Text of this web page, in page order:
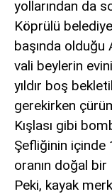
yollarından da
Köprülü
başında
vali beylerin
yıldır boş
gerekirken
Kışlası gibi
Şefliğinin içinde
oranın doğal
Peki, kayak